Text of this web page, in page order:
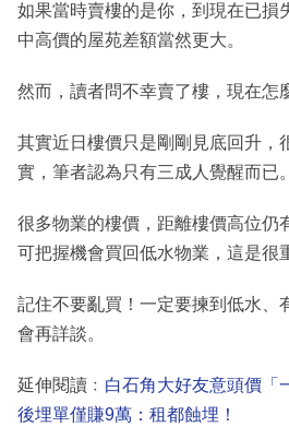
如果當時賣樓的是你，到現在已損
中高價的屋苑差額當然更大。
然而，讀者問不幸賣了樓，現在怎
其實近日樓價只是剛剛見底回升，
實，筆者認為只有三成人覺醒而已。
很多物業的樓價，距離樓價高位仍
可把握機會買回低水物業，這是很
記住不要亂買！一定要揀到低水、
會再詳談。
延伸閱讀﹕ 白石角大好友意頭價「
後埋單僅賺9萬：租都蝕埋！